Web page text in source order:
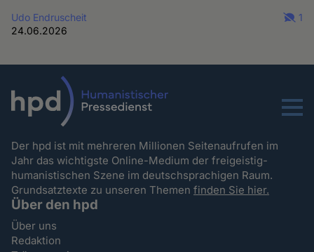
Udo Endruscheit
24.06.2026
1
Menu
Der hpd ist mit mehreren Millionen Seitenaufrufen im
Jahr das wichtigste Online-Medium der freigeistig-
humanistischen Szene im deutschsprachigen Raum.
Grundsatztexte zu unseren Themenfinden Sie hier.
Über den hpd
Über uns
Redaktion